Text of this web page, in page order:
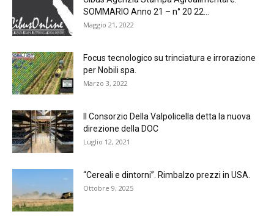
SOMMARIO Anno 21 – n° 20 22...
Maggio 21, 2022
Focus tecnologico su trinciatura e irrorazione
per Nobili spa.
Marzo 3, 2022
Il Consorzio Della Valpolicella detta la nuova
direzione della DOC
Luglio 12, 2021
“Cereali e dintorni”. Rimbalzo prezzi in USA.
Ottobre 9, 2025